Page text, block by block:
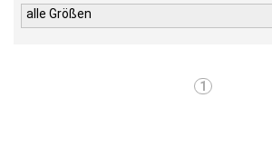
alle Größen
1